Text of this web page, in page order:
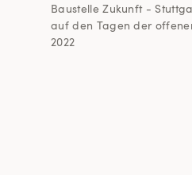
Baustelle Zukunft -
auf den Tagen der
2022